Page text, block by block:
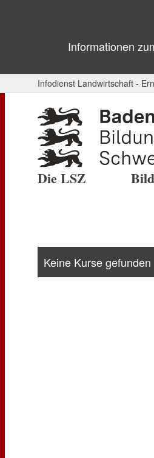
Informationen
Infodienst Landwirtschaft -
Die LSZ
Keine Kurse gefunden